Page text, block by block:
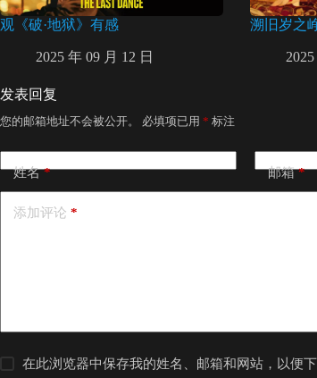
观《破·地狱》有感
2025 年 09 月 12 日
溯旧岁之
发表回复
您的邮箱地址不会被公开。 必填项已用 * 标注
姓名* 邮箱*
添加评论 *
在此浏览器中保存我的姓名、邮箱和网站，以便下